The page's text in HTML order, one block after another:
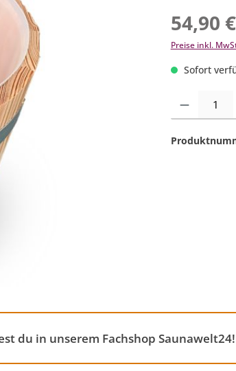
54,90
Preise inkl.
Sofort
Produkt
du in unserem Fachshop Saunawelt24!